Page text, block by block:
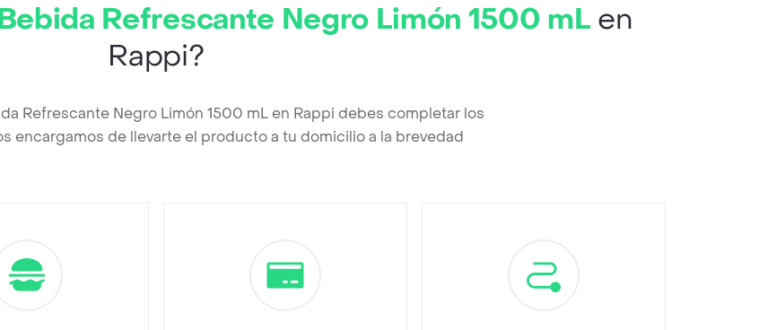
Refrescante Negro Limón 1500 mL en
Rappi?
Refrescante Negro Limón 1500 mL en Rappi debes completar los
encargamos de llevarte el producto a tu domicilio a la brevedad